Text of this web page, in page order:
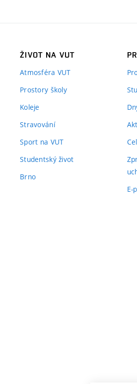
ŽIVOT NA VUT
Atmosféra VUT
Prostory školy
Koleje
Stravování
Sport na VUT
Studentský život
Brno
E-